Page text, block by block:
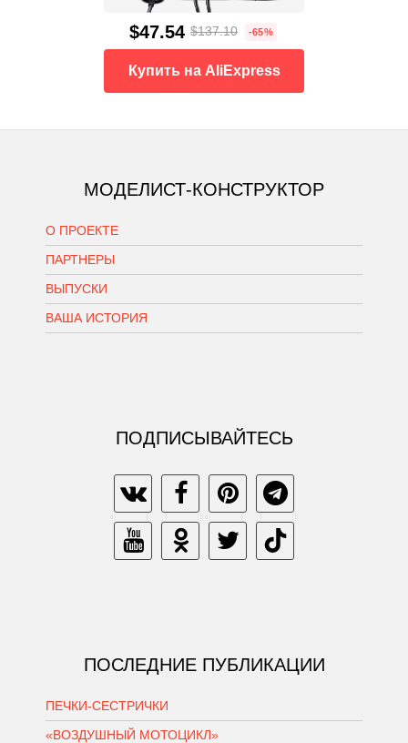
$47.54 $137.10 -65%
Купить на AliExpress
МОДЕЛИСТ-КОНСТРУКТОР
О ПРОЕКТЕ
ПАРТНЕРЫ
ВЫПУСКИ
ВАША ИСТОРИЯ
ПОДПИСЫВАЙТЕСЬ
ПОСЛЕДНИЕ ПУБЛИКАЦИИ
ПЕЧКИ-СЕСТРИЧКИ
«ВОЗДУШНЫЙ МОТОЦИКЛ»